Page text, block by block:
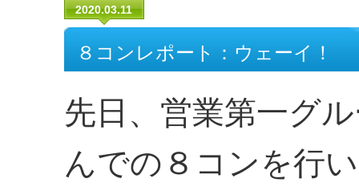
2020.03.11
８コンレポート：ウェーイ！
先日、営業第一グ
んでの８コンを行